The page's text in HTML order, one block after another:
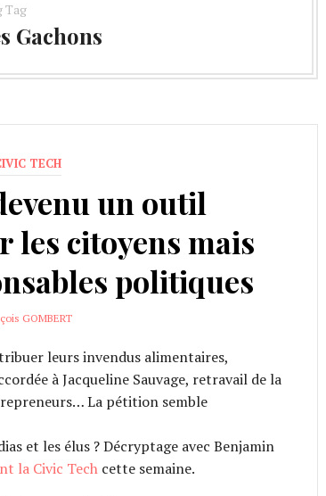
Tag
Gachons
TECH
un outil
citoyens mais
politiques
GOMBERT
leurs invendus alimentaires,
à Jacqueline Sauvage, retravail de la
La pétition semble
et les élus ? Décryptage avec Benjamin
la Civic Tech cette semaine.